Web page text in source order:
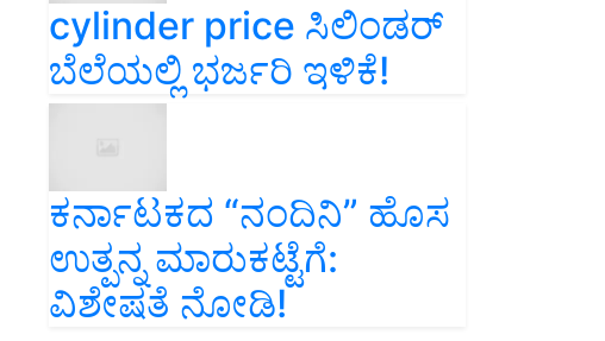
cylinder price ಸಿಲಿಂಡರ್‌
ಬೆಲೆಯಲ್ಲಿ ಭರ್ಜರಿ ಇಳಿಕೆ!
ಕರ್ನಾಟಕದ “ನಂದಿನಿ” ಹೊಸ
ಉತ್ಪನ್ನ ಮಾರುಕಟ್ಟೆಗೆ:
ವಿಶೇಷತೆ ನೋಡಿ!